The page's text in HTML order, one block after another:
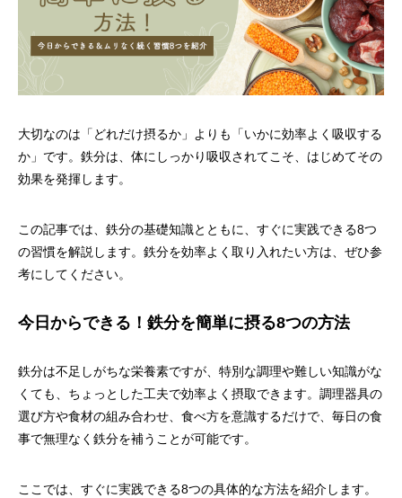
大切なのは「どれだけ摂るか」よりも「いかに効率よく吸収する
か」です。鉄分は、体にしっかり吸収されてこそ、はじめてその
効果を発揮します。
この記事では、鉄分の基礎知識とともに、すぐに実践できる8つ
の習慣を解説します。鉄分を効率よく取り入れたい方は、ぜひ参
考にしてください。
今日からできる！鉄分を簡単に摂る8つの方法
鉄分は不足しがちな栄養素ですが、特別な調理や難しい知識がな
くても、ちょっとした工夫で効率よく摂取できます。調理器具の
選び方や食材の組み合わせ、食べ方を意識するだけで、毎日の食
事で無理なく鉄分を補うことが可能です。
ここでは、すぐに実践できる8つの具体的な方法を紹介します。